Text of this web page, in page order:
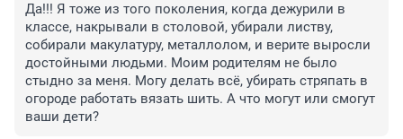
Да!!! Я тоже из того поколения, когда дежурили в
классе, накрывали в столовой, убирали листву,
собирали макулатуру, металлолом, и верите выросли
достойными людьми. Моим родителям не было
стыдно за меня. Могу делать всё, убирать стряпать в
огороде работать вязать шить. А что могут или смогут
ваши дети?